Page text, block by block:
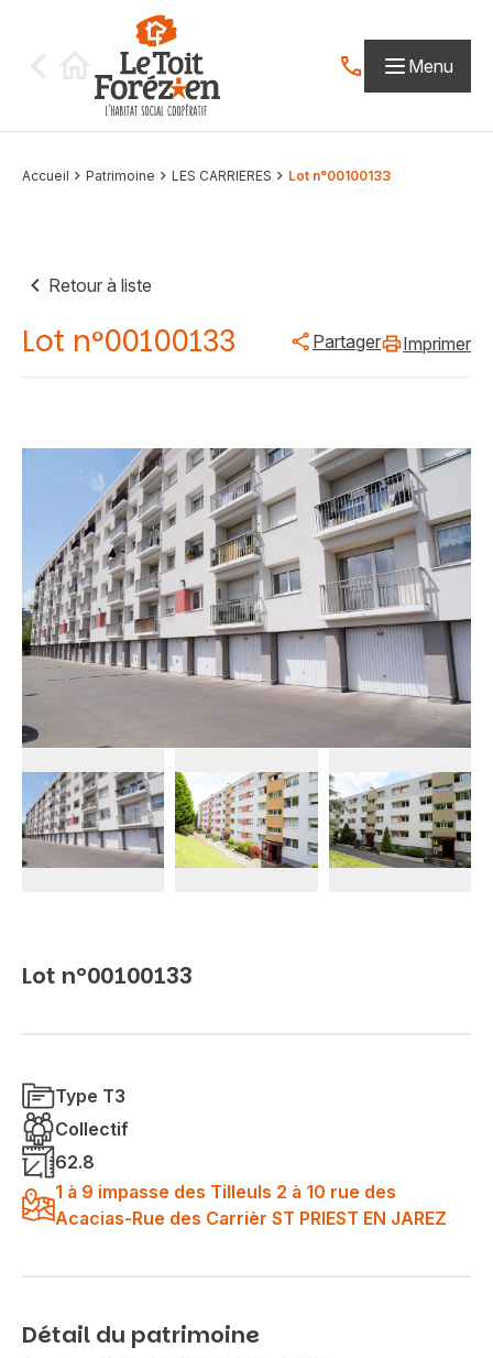
Contactez-nous
Menu
Accueil Patrimoine LES CARRIERES Lot n°00100133
Retour à liste
Lot n°00100133 Partager Imprimer
Lot n°00100133
Type T3
Collectif
62.8
1 à 9 impasse des Tilleuls 2 à 10 rue des
Acacias-Rue des Carrièr ST PRIEST EN JAREZ
Détail du patrimoine